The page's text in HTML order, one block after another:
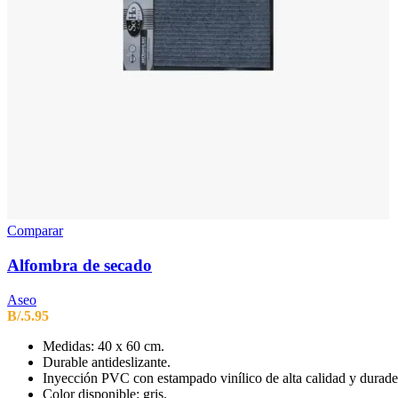
Comparar
Alfombra de secado
Aseo
B/.5.95
Medidas: 40 x 60 cm.
Durable antideslizante.
Inyección PVC con estampado vinílico de alta calidad y
Color disponible: gris.